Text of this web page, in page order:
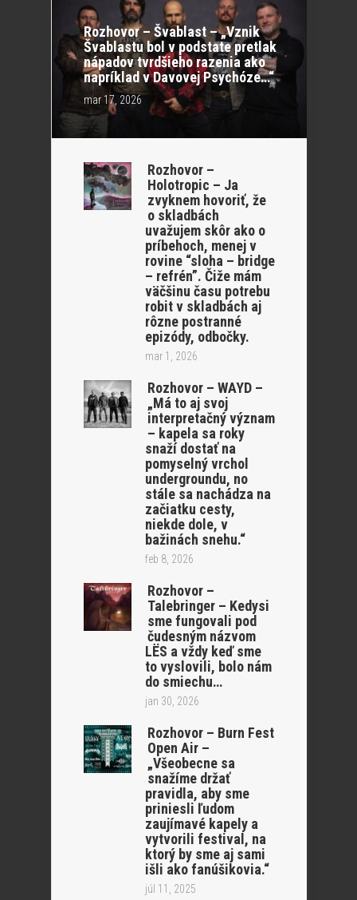
Rozhovor – Švablast – „Vznik
Švablastu bol v podstate pretlak
nápadov tvrdšieho razenia ako
napríklad v Davovej Psychóze…“
mar 17, 2026
Rozhovor –
Holotropic – Ja
zvyknem hovoriť, že
o skladbách
uvažujem skôr ako o
príbehoch, menej v
rovine “sloha – bridge
– refrén”. Čiže mám
väčšinu času potrebu
robit v skladbách aj
rôzne postranné
epizódy, odbočky.
mar 1, 2026
Rozhovor – WAYD –
„Má to aj svoj
interpretačný význam
– kapela sa roky
snaží dostať na
pomyselný vrchol
undergroundu, no
stále sa nachádza na
začiatku cesty,
niekde dole, v
bažinách snehu.“
feb 8, 2026
Rozhovor –
Talebringer – Kedysi
sme fungovali pod
čudesným názvom
LËS a vždy keď sme
to vyslovili, bolo nám
do smiechu…
jan 30, 2026
Rozhovor – Burn Fest
Open Air –
„Všeobecne sa
snažíme držať
pravidla, aby sme
priniesli ľudom
zaujímavé kapely a
vytvorili festival, na
ktorý by sme aj sami
išli ako fanúšikovia.“
júl 11, 2025